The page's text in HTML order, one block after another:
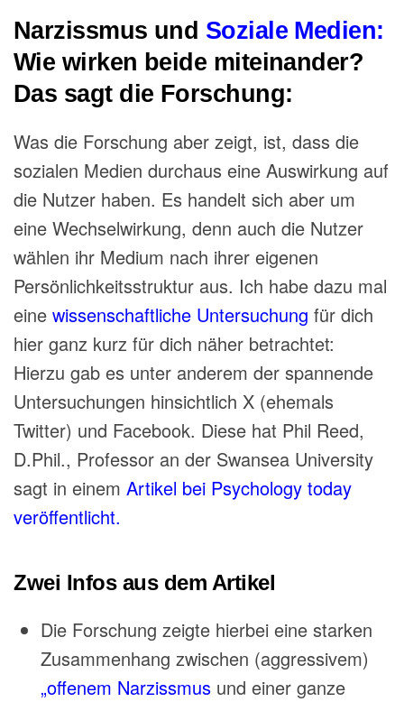
Narzissmus und Soziale Medien:
Wie wirken beide miteinander?
Das sagt die Forschung:
Was die Forschung aber zeigt, ist, dass die
sozialen Medien durchaus eine Auswirkung auf
die Nutzer haben. Es handelt sich aber um
eine Wechselwirkung, denn auch die Nutzer
wählen ihr Medium nach ihrer eigenen
Persönlichkeitsstruktur aus. Ich habe dazu mal
eine wissenschaftliche Untersuchung für dich
hier ganz kurz für dich näher betrachtet:
Hierzu gab es unter anderem der spannende
Untersuchungen hinsichtlich X (ehemals
Twitter) und Facebook. Diese hat Phil Reed,
D.Phil., Professor an der Swansea University
sagt in einem Artikel bei Psychology today
veröffentlicht.
Zwei Infos aus dem Artikel
Die Forschung zeigte hierbei eine starken
Zusammenhang zwischen (aggressivem)
„offenem Narzissmus und einer ganze